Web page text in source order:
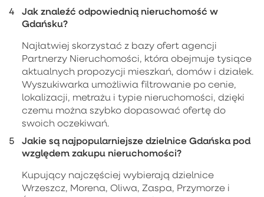
Jak znaleźć odpowiednią nieruchomość w
Gdańsku?
Najłatwiej skorzystać z bazy ofert agencji
Partnerzy Nieruchomości, która obejmuje tysiące
aktualnych propozycji mieszkań, domów i działek.
Wyszukiwarka umożliwia filtrowanie po cenie,
lokalizacji, metrażu i typie nieruchomości, dzięki
czemu można szybko dopasować ofertę do
swoich oczekiwań.
Jakie są najpopularniejsze dzielnice Gdańska pod
względem zakupu nieruchomości?
Kupujący najczęściej wybierają dzielnice
Wrzeszcz, Morena, Oliwa, Zaspa, Przymorze i